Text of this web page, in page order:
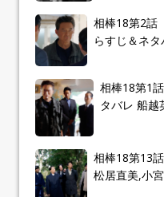
相棒18第2話
らすじ＆ネ
相棒18第1
タバレ 船越
相棒18第13
松居直美,小